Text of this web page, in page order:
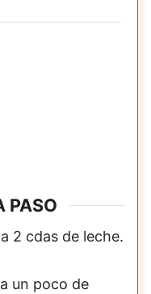
PASO
2 cdas de leche.
un poco de